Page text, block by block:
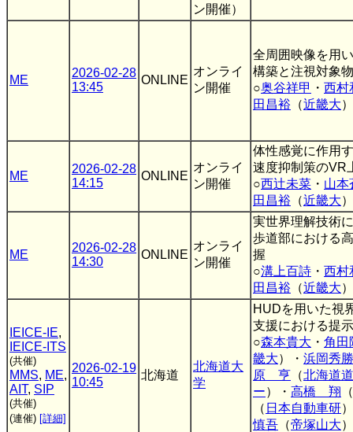
ン開催）
ME
2026-02-28
13:45
ONLINE
オンライ
ン開催
全周囲映像を用
構築と注視対象
○奥谷祥甲 ・ 西村
田昌裕 （近畿大）
ME
2026-02-28
14:15
ONLINE
オンライ
ン開催
体性感覚に作用
速度抑制策のVR
○西辻未菜 ・ 山本
田昌裕 （近畿大）
ME
2026-02-28
14:30
ONLINE
オンライ
ン開催
実世界理解技術
歩道部における
握
○溝上百詩 ・ 西村
田昌裕 （近畿大）
IEICE-IE,
IEICE-ITS
(共催)
MMS, ME,
AIT, SIP
(共催)
(連催) [詳細]
2026-02-19
10:45
北海道
北海道大
学
HUDを用いた視
支援における提
○森本貴大 ・ 角田
畿大）・ 浜岡秀勝
原 亨 （北海道
ー）・ 高橋 翔 （
（ 日本自動車研
慎吾 （帝塚山大